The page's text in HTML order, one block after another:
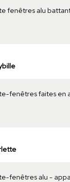
fenêtres alu
fenêtres faites en
fenêtres alu -